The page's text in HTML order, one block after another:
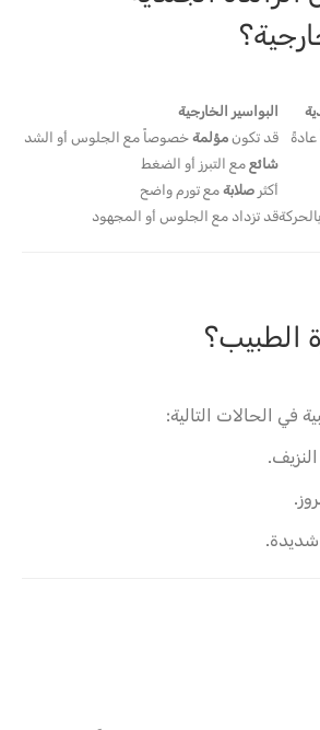
البواسير الخارجية
عادةً قد تكون مؤلمة خصوصاً مع الجلوس أو الشد
شائع مع التبرز أو الضغط
أكثر صلابة مع تورم واضح
بالحركةقد تزداد مع الجلوس أو المجهود
الطبيب؟
في الحالات التالية:
النزيف.
شديدة.